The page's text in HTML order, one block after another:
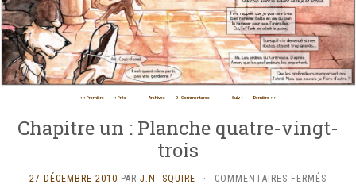
<< Première < Préc Archives 0 Commentaires Suiv > Dernière >>
Chapitre un : Planche quatre-vingt-
trois
27 DÉCEMBRE 2010 PAR J.N. SQUIRE · COMMENTAIRES FERMÉS